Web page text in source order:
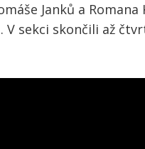
Janků a Romana
sekci skončili až